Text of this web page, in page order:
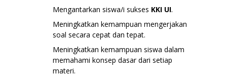
Mengantarkan siswa/i sukses KKI UI.
Meningkatkan kemampuan mengerjakan
soal secara cepat dan tepat.
Meningkatkan kemampuan siswa dalam
memahami konsep dasar dari setiap
materi.